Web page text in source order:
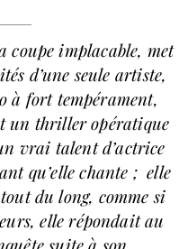
coupe implacable, met
d’une seule artiste,
à fort tempérament,
un thriller opératique
vrai talent d’actrice
qu’elle chante ; elle
du long, comme si
elle répondait au